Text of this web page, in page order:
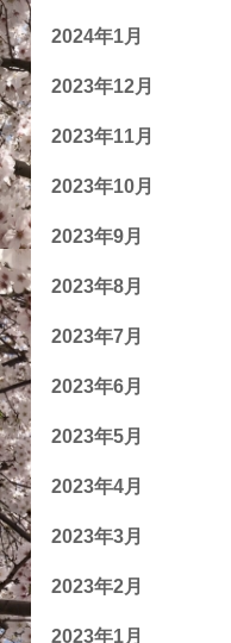
2024年1月
2023年12月
2023年11月
2023年10月
2023年9月
2023年8月
2023年7月
2023年6月
2023年5月
2023年4月
2023年3月
2023年2月
2023年1月